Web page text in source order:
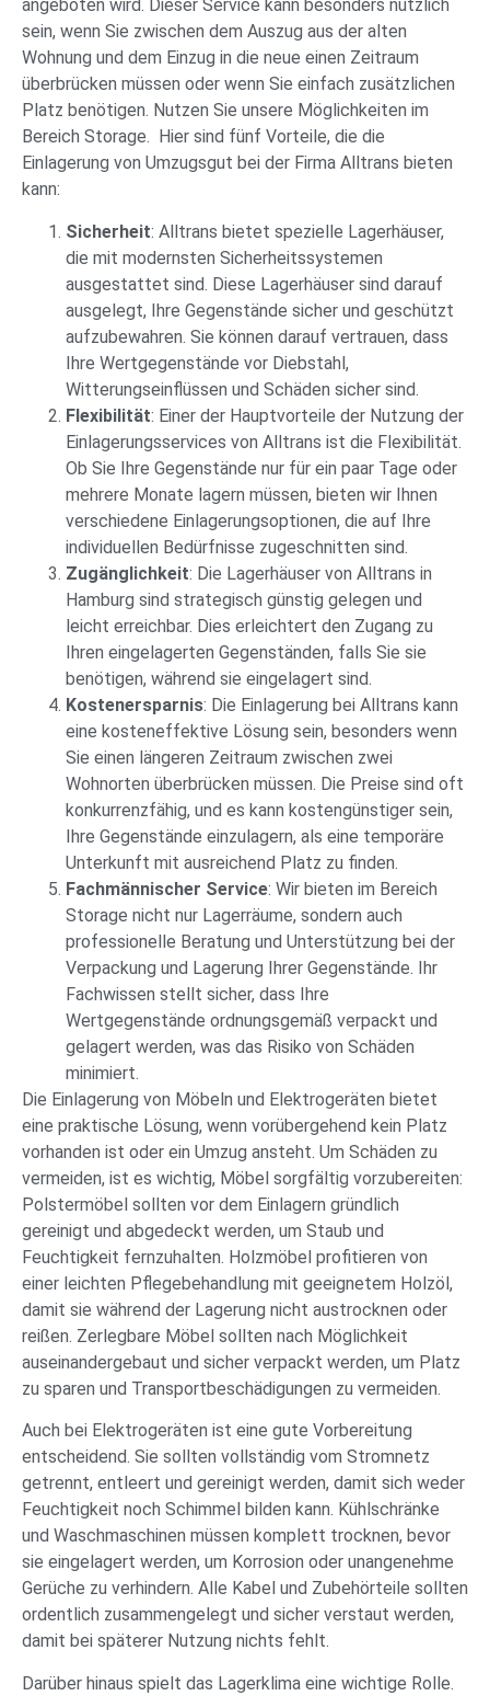
angeboten wird. Dieser Service kann besonders nützlich
sein, wenn Sie zwischen dem Auszug aus der alten
Wohnung und dem Einzug in die neue einen Zeitraum
überbrücken müssen oder wenn Sie einfach zusätzlichen
Platz benötigen. Nutzen Sie unsere Möglichkeiten im
Bereich Storage. Hier sind fünf Vorteile, die die
Einlagerung von Umzugsgut bei der Firma Alltrans bieten
kann:
Sicherheit: Alltrans bietet spezielle Lagerhäuser,
die mit modernsten Sicherheitssystemen
ausgestattet sind. Diese Lagerhäuser sind darauf
ausgelegt, Ihre Gegenstände sicher und geschützt
aufzubewahren. Sie können darauf vertrauen, dass
Ihre Wertgegenstände vor Diebstahl,
Witterungseinflüssen und Schäden sicher sind.
Flexibilität: Einer der Hauptvorteile der Nutzung der
Einlagerungsservices von Alltrans ist die Flexibilität.
Ob Sie Ihre Gegenstände nur für ein paar Tage oder
mehrere Monate lagern müssen, bieten wir Ihnen
verschiedene Einlagerungsoptionen, die auf Ihre
individuellen Bedürfnisse zugeschnitten sind.
Zugänglichkeit: Die Lagerhäuser von Alltrans in
Hamburg sind strategisch günstig gelegen und
leicht erreichbar. Dies erleichtert den Zugang zu
Ihren eingelagerten Gegenständen, falls Sie sie
benötigen, während sie eingelagert sind.
Kostenersparnis: Die Einlagerung bei Alltrans kann
eine kosteneffektive Lösung sein, besonders wenn
Sie einen längeren Zeitraum zwischen zwei
Wohnorten überbrücken müssen. Die Preise sind oft
konkurrenzfähig, und es kann kostengünstiger sein,
Ihre Gegenstände einzulagern, als eine temporäre
Unterkunft mit ausreichend Platz zu finden.
Fachmännischer Service: Wir bieten im Bereich
Storage nicht nur Lagerräume, sondern auch
professionelle Beratung und Unterstützung bei der
Verpackung und Lagerung Ihrer Gegenstände. Ihr
Fachwissen stellt sicher, dass Ihre
Wertgegenstände ordnungsgemäß verpackt und
gelagert werden, was das Risiko von Schäden
minimiert.
Die Einlagerung von Möbeln und Elektrogeräten bietet
eine praktische Lösung, wenn vorübergehend kein Platz
vorhanden ist oder ein Umzug ansteht. Um Schäden zu
vermeiden, ist es wichtig, Möbel sorgfältig vorzubereiten:
Polstermöbel sollten vor dem Einlagern gründlich
gereinigt und abgedeckt werden, um Staub und
Feuchtigkeit fernzuhalten. Holzmöbel profitieren von
einer leichten Pflegebehandlung mit geeignetem Holzöl,
damit sie während der Lagerung nicht austrocknen oder
reißen. Zerlegbare Möbel sollten nach Möglichkeit
auseinandergebaut und sicher verpackt werden, um Platz
zu sparen und Transportbeschädigungen zu vermeiden.
Auch bei Elektrogeräten ist eine gute Vorbereitung
entscheidend. Sie sollten vollständig vom Stromnetz
getrennt, entleert und gereinigt werden, damit sich weder
Feuchtigkeit noch Schimmel bilden kann. Kühlschränke
und Waschmaschinen müssen komplett trocknen, bevor
sie eingelagert werden, um Korrosion oder unangenehme
Gerüche zu verhindern. Alle Kabel und Zubehörteile sollten
ordentlich zusammengelegt und sicher verstaut werden,
damit bei späterer Nutzung nichts fehlt.
Darüber hinaus spielt das Lagerklima eine wichtige Rolle.